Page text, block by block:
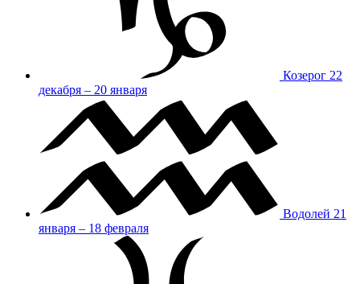
Козерог 22
декабря – 20 января
Водолей 21
января – 18 февраля